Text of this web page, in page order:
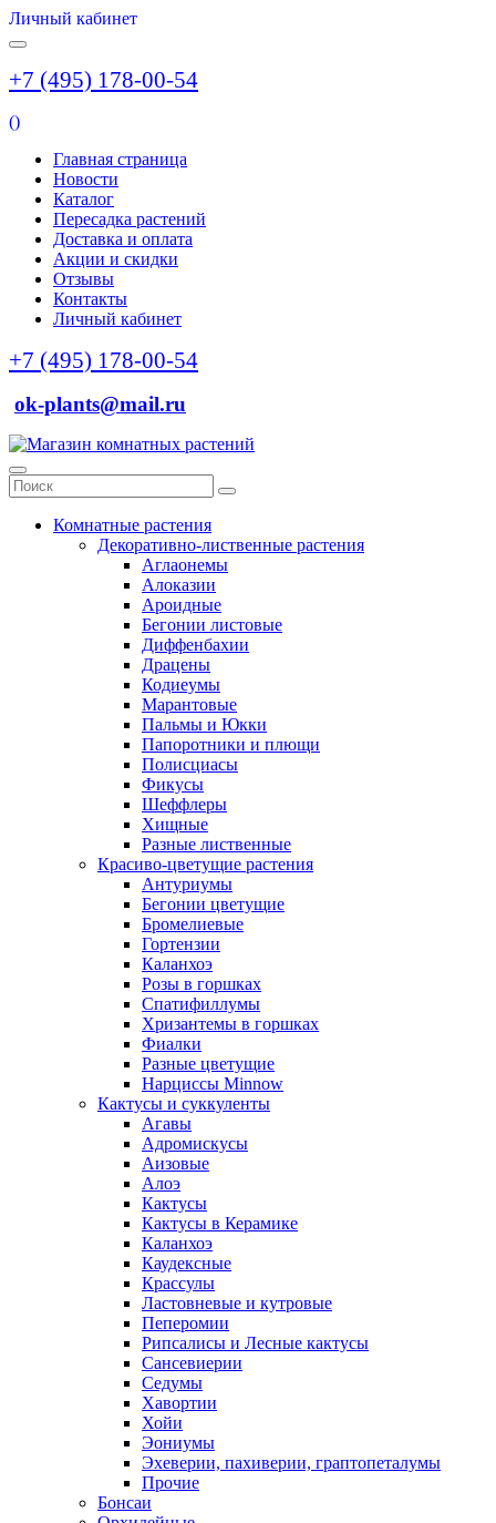
Личный кабинет
+7 (495) 178-00-54
()
Главная страница
Новости
Каталог
Пересадка растений
Доставка и оплата
Акции и скидки
Отзывы
Контакты
Личный кабинет
+7 (495) 178-00-54
ok-plants@mail.ru
Комнатные растения
Декоративно-лиственные растения
Аглаонемы
Алоказии
Ароидные
Бегонии листовые
Диффенбахии
Драцены
Кодиеумы
Марантовые
Пальмы и Юкки
Папоротники и плющи
Полисциасы
Фикусы
Шеффлеры
Хищные
Разные лиственные
Красиво-цветущие растения
Антуриумы
Бегонии цветущие
Бромелиевые
Гортензии
Каланхоэ
Розы в горшках
Спатифиллумы
Хризантемы в горшках
Фиалки
Разные цветущие
Нарциссы Minnow
Кактусы и суккуленты
Агавы
Адромискусы
Аизовые
Алоэ
Кактусы
Кактусы в Керамике
Каланхоэ
Каудексные
Крассулы
Ластовневые и кутровые
Пеперомии
Рипсалисы и Лесные кактусы
Сансевиерии
Седумы
Хавортии
Хойи
Эониумы
Эхеверии, пахиверии, граптопеталумы
Прочие
Бонсаи